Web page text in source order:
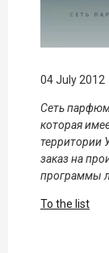
04 July 2012
Сеть
которая
территории
заказ на
программы
To the list